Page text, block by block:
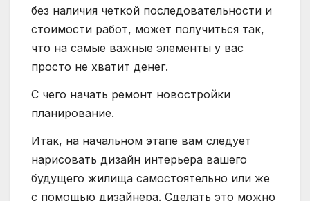
без наличия четкой последовательности и
стоимости работ, может получиться так,
что на самые важные элементы у вас
просто не хватит денег.
С чего начать ремонт новостройки
планирование.
Итак, на начальном этапе вам следует
нарисовать дизайн интерьера вашего
будущего жилища самостоятельно или же
с помощью дизайнера. Сделать это можно